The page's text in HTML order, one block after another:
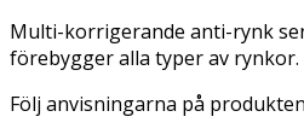
Multi-korrigerande anti-rynk
förebygger alla typer av rynkor.
Följ anvisningarna på